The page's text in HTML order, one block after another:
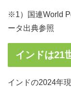
※1）国連World
ータ出典参照
インドは21
インドの2024年